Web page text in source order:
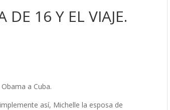
16 Y EL VIAJE.
a Cuba.
así, Michelle la esposa de